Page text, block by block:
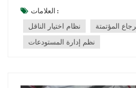
الرئيسية لنظام التقاط الناقل: 1. النقل الآلي للمنتجات: تستخدم
حزامأو بكرات أو آليات أخرى لنقل
المنتجات...
العلامات :
نظام اختيار الناقل
المؤتمتة
نظم إدارة المستودعات